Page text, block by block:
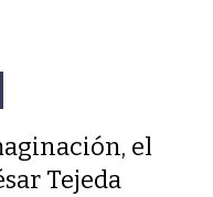
el
Tejeda